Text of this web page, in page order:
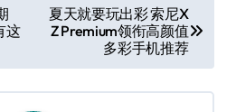
这
夏天就要玩出彩 索尼X
Z Premium领衔高颜值
多彩手机推荐